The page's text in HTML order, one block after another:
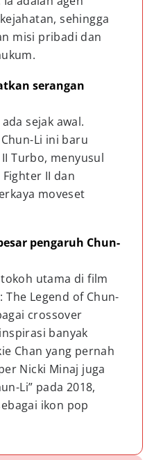
sehingga
misi pribadi dan
serangan
sejak awal.
Li ini baru
Turbo, menyusul
II dan
moveset
pengaruh Chun-
utama di film
Legend of Chun-
crossover
banyak
Chan yang pernah
Nicki Minaj juga
Li” pada 2018,
ikon pop